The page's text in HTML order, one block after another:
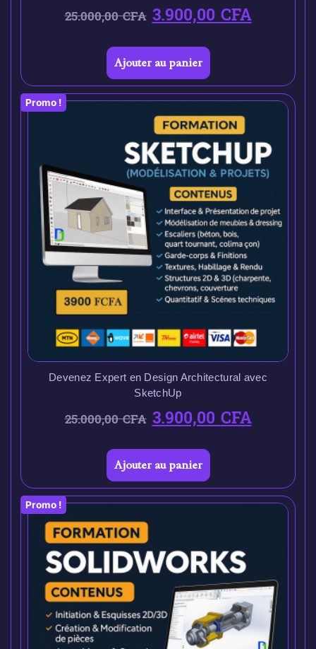
25.000,00CFA 3.900,00CFA
Ajouter au panier
Promo !
Devenez Expert en Design Architectural avec
SketchUp
25.000,00CFA 3.900,00CFA
Ajouter au panier
Promo !